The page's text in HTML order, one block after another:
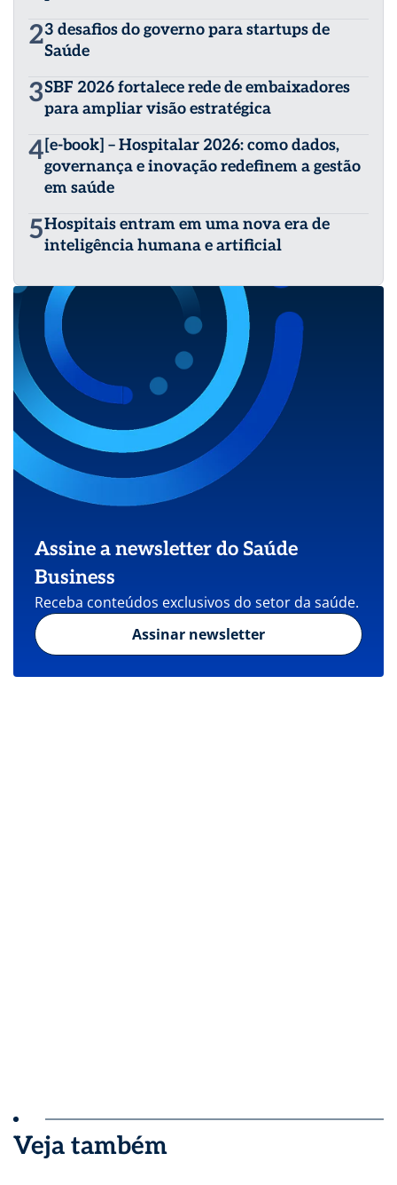
23 desafios do governo para startups de
Saúde
3SBF 2026 fortalece rede de embaixadores
para ampliar visão estratégica
4[e-book] – Hospitalar 2026: como dados,
governança e inovação redefinem a gestão
em saúde
5Hospitais entram em uma nova era de
inteligência humana e artificial
Assine a newsletter do Saúde
Business
Receba conteúdos exclusivos do setor da saúde.
Assinar newsletter
Veja também